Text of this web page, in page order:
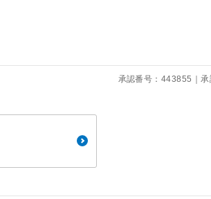
承認番号：443855｜
らないコースです。